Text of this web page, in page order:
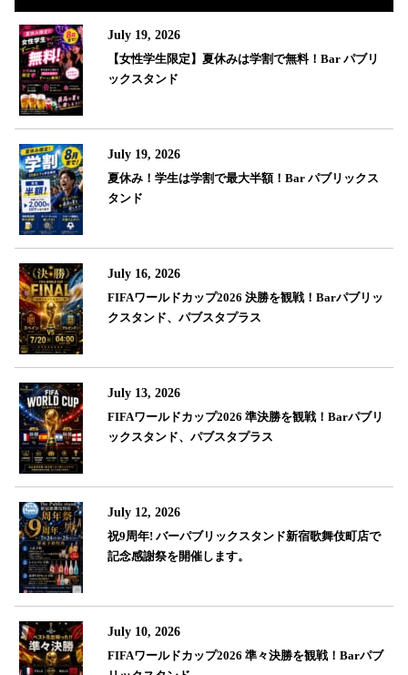
July 19, 2026
【女性学生限定】夏休みは学割で無料！Bar パブリ
ックスタンド
July 19, 2026
夏休み！学生は学割で最大半額！Bar パブリックス
タンド
July 16, 2026
FIFAワールドカップ2026 決勝を観戦！Barパブリッ
クスタンド、パブスタプラス
July 13, 2026
FIFAワールドカップ2026 準決勝を観戦！Barパブリ
ックスタンド、パブスタプラス
July 12, 2026
祝9周年! バーパブリックスタンド新宿歌舞伎町店で
記念感謝祭を開催します。
July 10, 2026
FIFAワールドカップ2026 準々決勝を観戦！Barパブ